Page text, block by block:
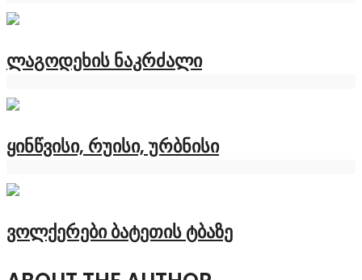
ლაგოდეხის ნაკრძალი
ყინწვისი, რუისი, ურბნისი
ვოლქერები ბატეთის ტბაზე